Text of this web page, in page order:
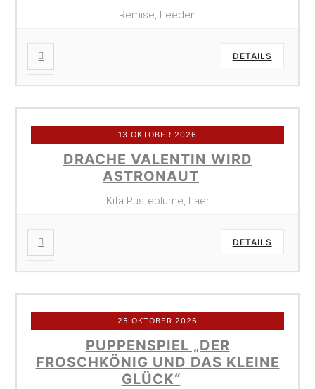
Remise, Leeden
DETAILS
13 OKTOBER 2026
DRACHE VALENTIN WIRD
ASTRONAUT
Kita Pusteblume, Laer
DETAILS
25 OKTOBER 2026
PUPPENSPIEL „DER
FROSCHKÖNIG UND DAS KLEINE
GLÜCK“